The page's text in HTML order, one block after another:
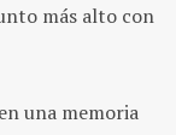
más alto con
una memoria